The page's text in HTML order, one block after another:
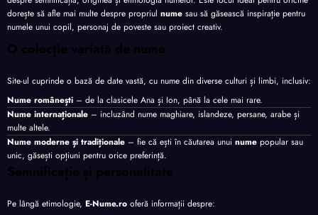
dorește să afle mai multe despre propriul nume sau să găsească inspirație pentru
numele unui copil, personaj de poveste sau proiect creativ.
O colecție variată de nume
Site-ul cuprinde o bază de date vastă, cu nume din diverse culturi și limbi, inclusiv:
Nume românești – de la clasicele Ana și Ion, până la cele mai rare.
Nume internaționale – incluzând nume maghiare, islandeze, persane, arabe și
multe altele.
Nume moderne și tradiționale – fie că ești în căutarea unui nume popular sau
unic, găsești opțiuni pentru orice preferință.
Semnificație și personalitate
Pe lângă etimologie, E-Nume.ro oferă informații despre: